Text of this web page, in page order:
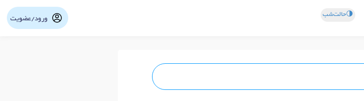
🌗حالت‌شب
ورود/عضویت